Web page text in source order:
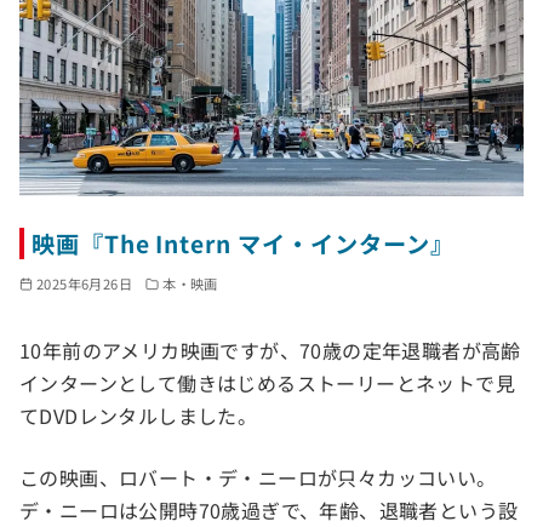
映画『The Intern マイ・インターン』
2025年6月26日 本・映画
10年前のアメリカ映画ですが、70歳の定年退職者が高齢
インターンとして働きはじめるストーリーとネットで見
てDVDレンタルしました。
この映画、ロバート・デ・ニーロが只々カッコいい。
デ・ニーロは公開時70歳過ぎで、年齢、退職者という設